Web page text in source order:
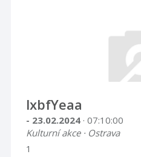
lxbfYeaa
- 23.02.2024 · 07:10:00
Kulturní akce · Ostrava
1